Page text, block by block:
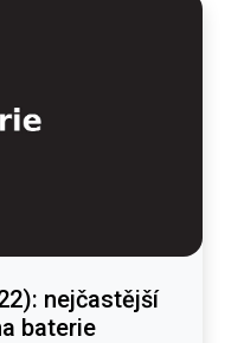
nejčastější
baterie